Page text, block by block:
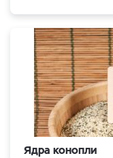
Ядра конопли